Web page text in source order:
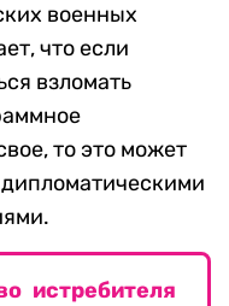
военных
что если
взломать
то это может
истребителя